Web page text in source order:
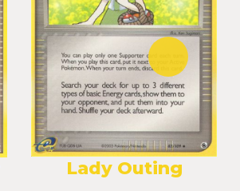
Lady Outing